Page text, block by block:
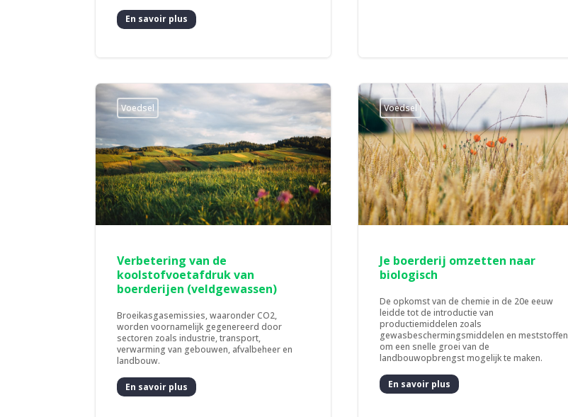
En savoir plus
Voedsel
Verbetering van de
koolstofvoetafdruk van
boerderijen (veldgewassen)
Broeikasgasemissies, waaronder CO2,
worden voornamelijk gegenereerd door
sectoren zoals industrie, transport,
verwarming van gebouwen, afvalbeheer en
landbouw.
En savoir plus
Voedsel
Je boerderij omzetten naar
biologisch
De opkomst van de chemie in de 20e eeuw
leidde tot de introductie van
productiemiddelen zoals
gewasbeschermingsmiddelen en meststoffen
om een snelle groei van de
landbouwopbrengst mogelijk te maken.
En savoir plus